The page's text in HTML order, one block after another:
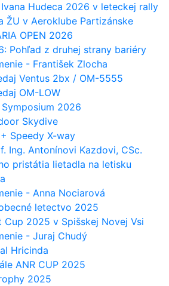
Ivana Hudeca 2026 v leteckej rally
ŽU v Aeroklube Partizánske
OPEN 2026
Pohľad z druhej strany bariéry
- František Zlocha
Ventus 2bx / OM-5555
OM-LOW
2026
Skydive
Speedy X-way
Ing. Antonínovi Kazdovi, CSc.
pristátia lietadla na letisku
- Anna Nociarová
letectvo 2025
Cup 2025 v Spišskej Novej Vsi
- Juraj Chudý
Hricinda
ANR CUP 2025
2025